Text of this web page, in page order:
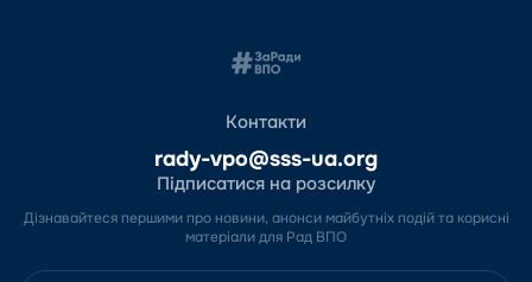
Контакти
rady-vpo@sss-ua.org
Підписатися на розсилку
Дізнавайтеся першими про новини, анонси майбутніх подій та корисні
матеріали для Рад ВПО